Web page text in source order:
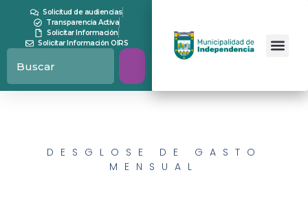
Solicitud de audiencias
Transparencia Activa
Solicitar Información
Solicitar Información OIRS
DESGLOSE DE GASTO
MENSUAL